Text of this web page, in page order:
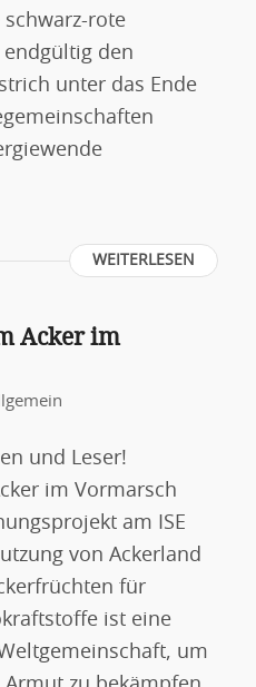
rote
den
unter das Ende
WEITERLESEN
Acker im
und Leser!
im Vormarsch
am ISE
von Ackerland
für
ist eine
um